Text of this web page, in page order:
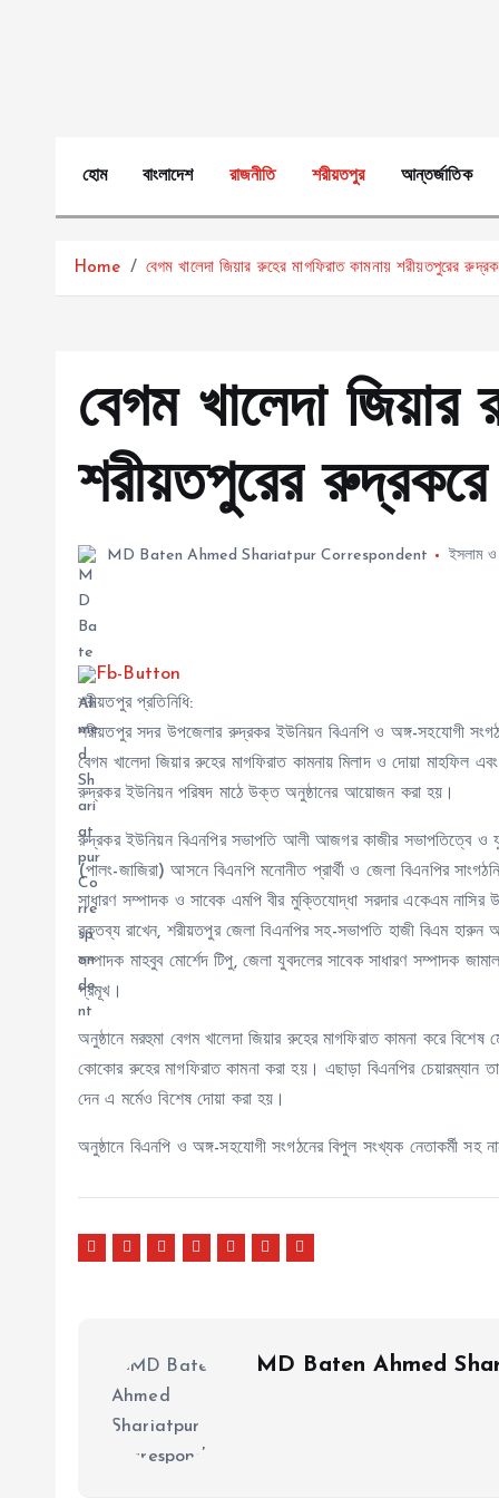
হোম বাংলাদেশ রাজনীতি শরীয়তপুর আন্তর্জাতিক
Home বেগম খালেদা জিয়ার রুহের মাগফিরাত কামনায় শরীয়তপুরের
বেগম খালেদা জিয়ার
শরীয়তপুরের
MD Baten Ahmed Shariatpur Correspondent ইসলাম ও
শরীয়তপুর প্রতিনিধি:
শরীয়তপুর সদর উপজেলার রুদ্রকর ইউনিয়ন বিএনপি ও অঙ্গ-সহযোগী
বেগম খালেদা জিয়ার রুহের মাগফিরাত কামনায় মিলাদ ও দোয়া মাহফিল
রুদ্রকর ইউনিয়ন পরিষদ মাঠে উক্ত অনুষ্ঠানের আয়োজন করা হয়।
রুদ্রকর ইউনিয়ন বিএনপির সভাপতি আলী আজগর কাজীর সভাপতিত্বে ও
(পালং-জাজিরা) আসনে বিএনপি মনোনীত প্রার্থী ও জেলা বিএনপির
সাধারণ সম্পাদক ও সাবেক এমপি বীর মুক্তিযোদ্ধা সরদার একেএম নাসির
বক্তব্য রাখেন, শরীয়তপুর জেলা বিএনপির সহ-সভাপতি হাজী বিএম
সম্পাদক মাহবুব মোর্শেদ টিপু, জেলা যুবদলের সাবেক সাধারণ সম্পাদক
প্রমূখ।
অনুষ্ঠানে মরহুমা বেগম খালেদা জিয়ার রুহের মাগফিরাত কামনা করে
কোকোর রুহের মাগফিরাত কামনা করা হয়। এছাড়া বিএনপির চেয়ারম্যান
দেন এ মর্মেও বিশেষ দোয়া করা হয়।
অনুষ্ঠানে বিএনপি ও অঙ্গ-সহযোগী সংগঠনের বিপুল সংখ্যক নেতাকর্মী সহ
MD Baten Ahmed